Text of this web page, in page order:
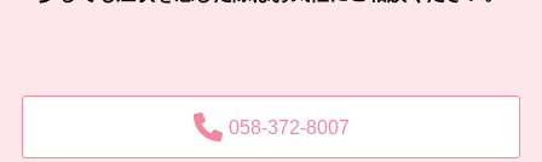
058-372-8007